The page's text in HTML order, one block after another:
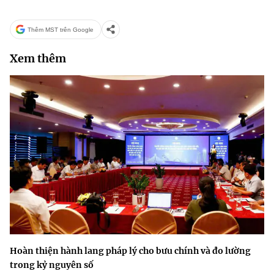
Thêm MST trên Google
Xem thêm
Hoàn thiện hành lang pháp lý cho bưu chính và đo lường
trong kỷ nguyên số